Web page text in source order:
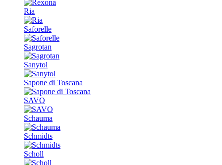
Ria
Saforelle
Sagrotan
Sanytol
Sapone di Toscana
SAVO
Schauma
Schmidts
Scholl